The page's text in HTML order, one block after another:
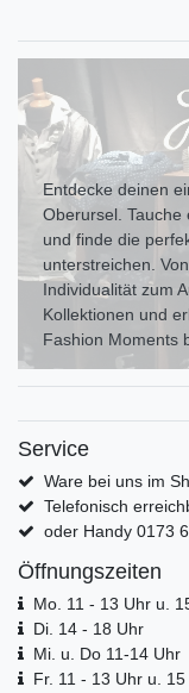
Entdecke deinen
Oberursel. Tauche
und finde die
unterstreichen.
Individualität zum
Kollektionen und
Fashion Moments
Service
Ware bei uns im
Telefonisch
oder Handy 0173
Öffnungszeiten
Mo. 11 - 13 Uhr u.
Di. 14 - 18 Uhr
Mi. u. Do 11-14 Uhr
Fr. 11 - 13 Uhr u.